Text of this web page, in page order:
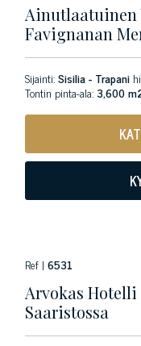
Ainutlaatuinen
Favignanan
Sijainti:Sisilia - Trapani
Tontin pinta-ala:3,600
Ref | 6531
Arvokas Hotelli
Saaristossa